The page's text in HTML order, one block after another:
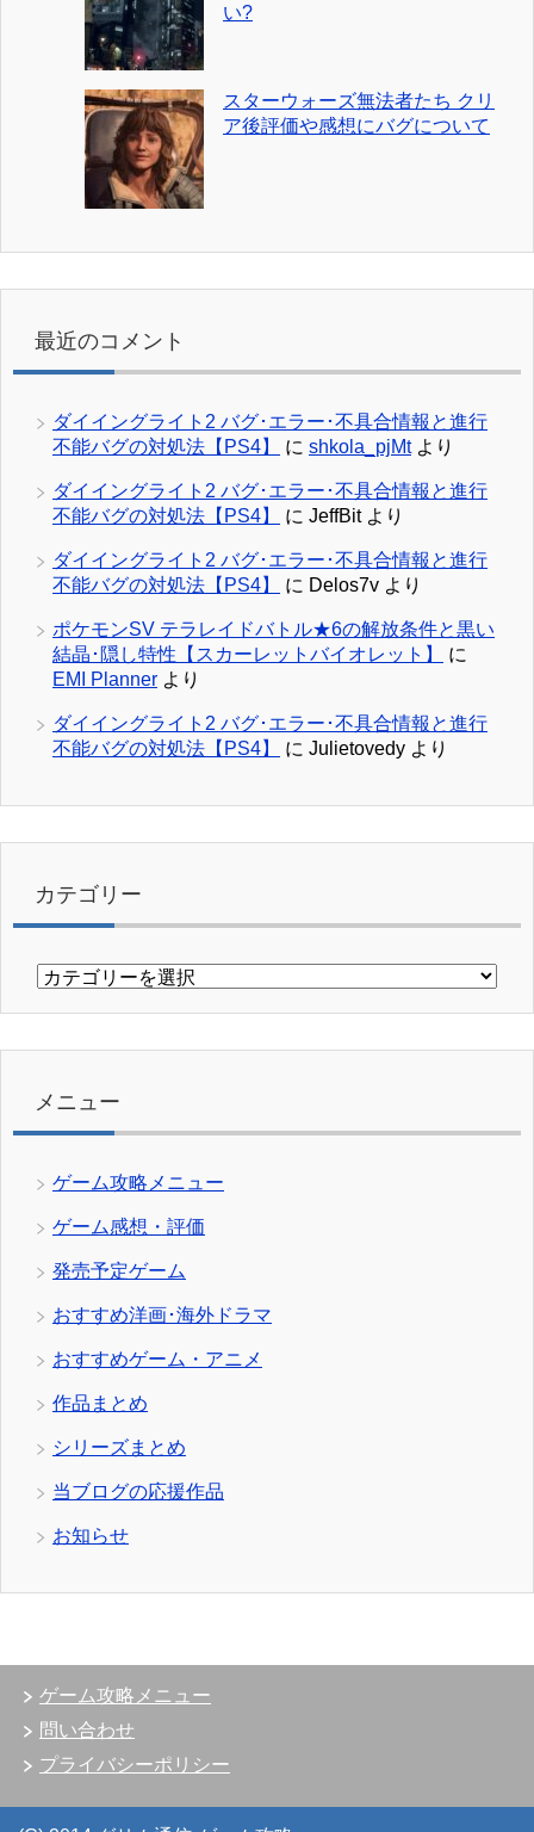
い?
スターウォーズ無法者たち クリ
ア後評価や感想にバグについて
最近のコメント
ダイイングライト2 バグ･エラー･不具合情報と進行
不能バグの対処法【PS4】
に shkola_pjMtより
ダイイングライト2 バグ･エラー･不具合情報と進行
不能バグの対処法【PS4】
に JeffBitより
ダイイングライト2 バグ･エラー･不具合情報と進行
不能バグの対処法【PS4】
に Delos7v より
ポケモンSV テラレイドバトル★6の解放条件と黒い
結晶･隠し特性【スカーレットバイオレット】
に
EMI Planner より
ダイイングライト2 バグ･エラー･不具合情報と進行
不能バグの対処法【PS4】
に Julietovedy より
カテゴリー
カ
リ
メニュー
ゲーム攻略メニュー
ゲーム感想・評価
発売予定ゲーム
おすすめ洋画･海外ドラマ
おすすめゲーム・アニメ
作品まとめ
シリーズまとめ
当ブログの応援作品
お知らせ
ゲーム攻略メニュー
問い合わせ
プライバシーポリシー